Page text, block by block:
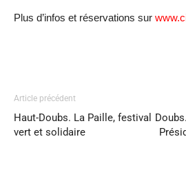
Plus d’infos et réservations sur
Article précédent
Haut-Doubs. La Paille, festival
vert et solidaire